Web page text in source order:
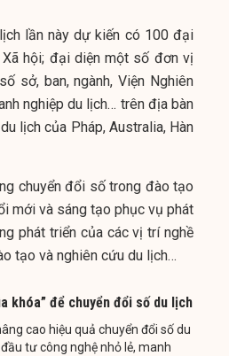
lần này dự kiến có 100 đại
hội; đại diện một số đơn vị
sở, ban, ngành, Viện Nghiên
nghiệp du lịch… trên địa bàn
lịch của Pháp, Australia, Hàn
chuyển đổi số trong đào tạo
mới và sáng tạo phục vụ phát
phát triển của các vị trí nghề
tạo và nghiên cứu du lịch…
khóa” để chuyển đổi số du lịch
cao hiệu quả chuyển đổi số du
tư công nghệ nhỏ lẻ, manh